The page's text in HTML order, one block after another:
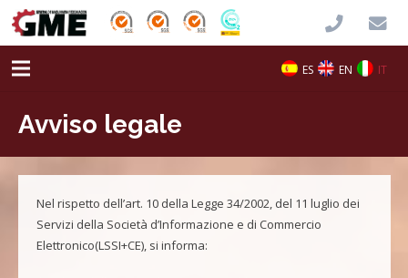
ES EN IT
Avviso legale
Nel rispetto dell’art. 10 della Legge 34/2002, del 11 luglio dei
Servizi della Società d’Informazione e di Commercio
Elettronico(LSSI+CE), si informa: